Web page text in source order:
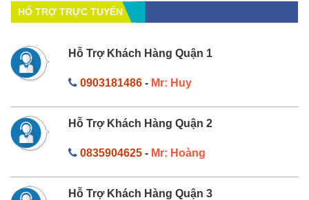
HỔ TRỢ TRỰC TUYẾN
Hỗ Trợ Khách Hàng Quận 1
0903181486- Mr: Huy
Hỗ Trợ Khách Hàng Quận 2
0835904625- Mr: Hoàng
Hỗ Trợ Khách Hàng Quận 3